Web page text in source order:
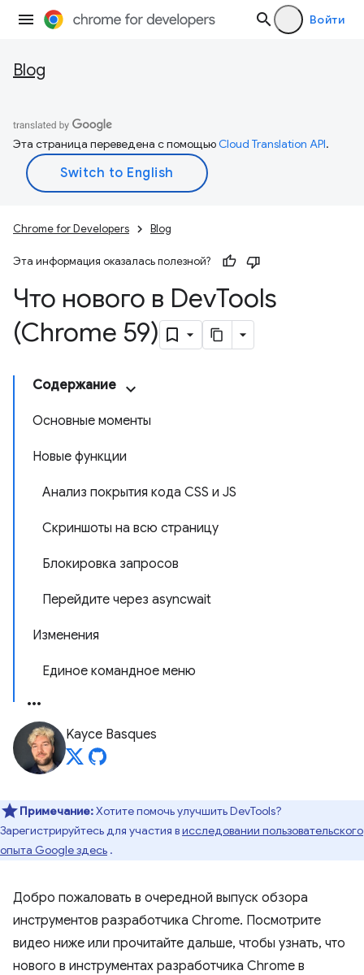
Войти
Blog
Эта страница переведена с помощьюCloud Translation API.
Chrome for Developers Blog
Эта информация оказалась полезной?
Что нового в DevTools
(Chrome 59)
Содержание
Основные моменты
Новые функции
Анализ покрытия кода CSS и JS
Скриншоты на всю страницу
Блокировка запросов
Перейдите через asyncwait
Изменения
Единое командное меню
Kayce Basques
Примечание:Хотите помочь улучшить DevTools?
Зарегистрируйтесь для участия висследовании пользовательского
опыта Google здесь .
Добро пожаловать в очередной выпуск обзора
инструментов разработчика Chrome. Посмотрите
видео ниже или прочитайте дальше, чтобы узнать, что
нового в инструментах разработчика Chrome в